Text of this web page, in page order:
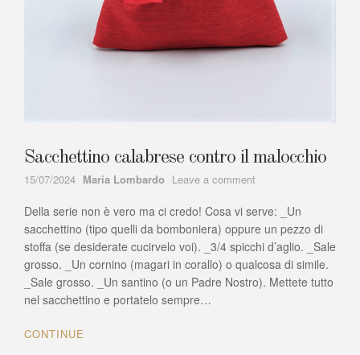
Sacchettino calabrese contro il malocchio
15/07/2024 Author
Maria Lombardo Leave a comment
calabrese
contro
il
malocchio
Della serie non è vero ma ci credo! Cosa vi serve: _Un
sacchettino (tipo quelli da bomboniera) oppure un pezzo di
stoffa (se desiderate cucirvelo voi). _3/4 spicchi d’aglio. _Sale
grosso. _Un cornino (magari in corallo) o qualcosa di simile.
_Sale grosso. _Un santino (o un Padre Nostro). Mettete tutto
nel sacchettino e portatelo sempre…
CONTINUE